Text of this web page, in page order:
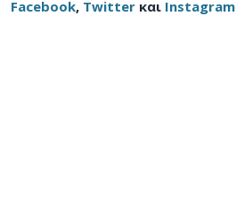
Facebook, Twitter και Instagram